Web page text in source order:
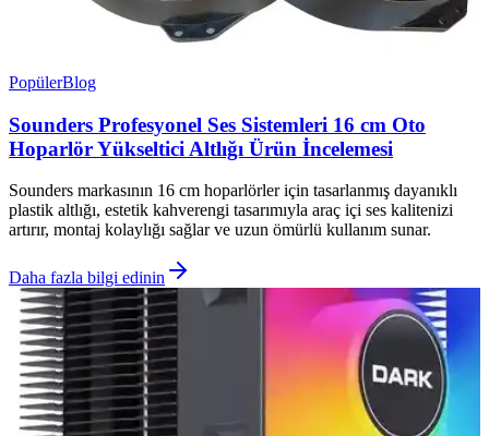
PopülerBlog
Sounders Profesyonel Ses Sistemleri 16 cm Oto
Hoparlör Yükseltici Altlığı Ürün İncelemesi
Sounders markasının 16 cm hoparlörler için tasarlanmış dayanıklı
plastik altlığı, estetik kahverengi tasarımıyla araç içi ses kalitenizi
artırır, montaj kolaylığı sağlar ve uzun ömürlü kullanım sunar.
Daha fazla bilgi edinin